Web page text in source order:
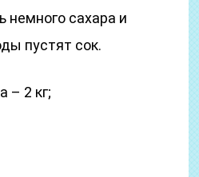
немного сахара и
пустят сок.
– 2 кг;